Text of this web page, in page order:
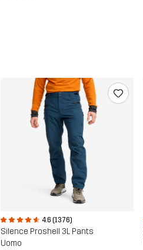
4.6 (1376)
Silence Proshell 3L Pants
Uomo